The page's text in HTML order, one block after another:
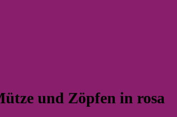
und Zöpfen in rosa